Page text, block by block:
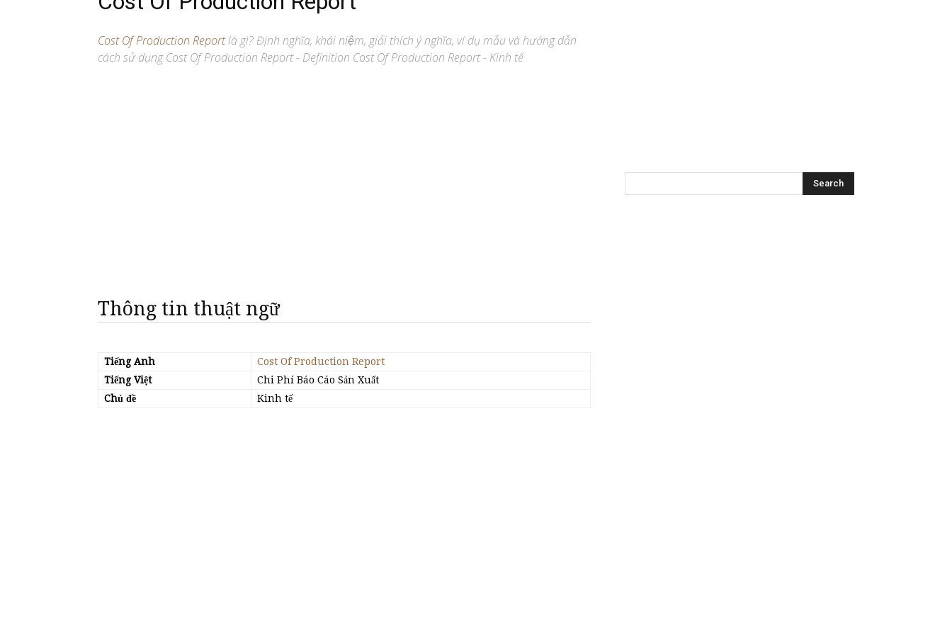
Cost Of Production Reportlà gì? Định nghĩa, khái niệm, giải thích ý nghĩa, ví dụ mẫu và hướng dẫn
cách sử dụng Cost Of Production Report - Definition Cost Of Production Report - Kinh tế
Thông tin thuật ngữ
Tiếng Anh
Cost Of Production Report
Tiếng Việt
Chi Phí Báo Cáo Sản Xuất
Chủ đề
Kinh tế